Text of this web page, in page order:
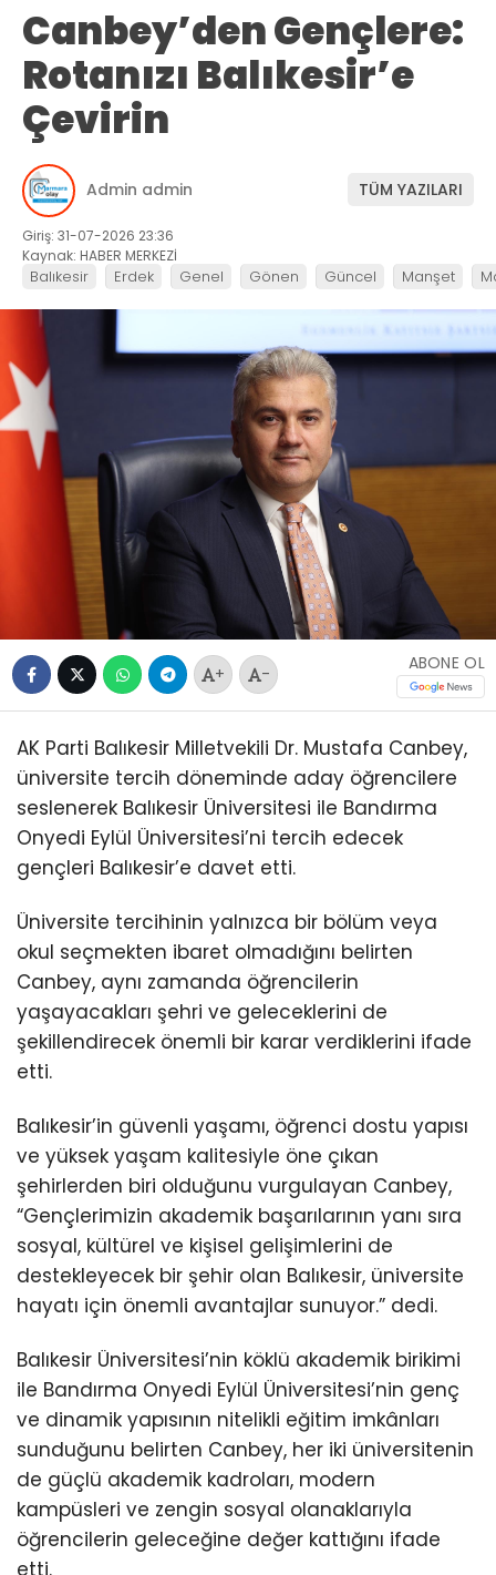
Canbey’den Gençlere:
Rotanızı Balıkesir’e
Çevirin
Admin admin TÜM YAZILARI
Giriş: 31-07-2026 23:36
Kaynak: HABER MERKEZİ
Balıkesir Erdek Genel Gönen Güncel Manşet
+ -
ABONE OL
AK Parti Balıkesir Milletvekili Dr. Mustafa Canbey,
üniversite tercih döneminde aday öğrencilere
seslenerek Balıkesir Üniversitesi ile Bandırma
Onyedi Eylül Üniversitesi’ni tercih edecek
gençleri Balıkesir’e davet etti.
Üniversite tercihinin yalnızca bir bölüm veya
okul seçmekten ibaret olmadığını belirten
Canbey, aynı zamanda öğrencilerin
yaşayacakları şehri ve geleceklerini de
şekillendirecek önemli bir karar verdiklerini ifade
etti.
Balıkesir’in güvenli yaşamı, öğrenci dostu yapısı
ve yüksek yaşam kalitesiyle öne çıkan
şehirlerden biri olduğunu vurgulayan Canbey,
“Gençlerimizin akademik başarılarının yanı sıra
sosyal, kültürel ve kişisel gelişimlerini de
destekleyecek bir şehir olan Balıkesir, üniversite
hayatı için önemli avantajlar sunuyor.” dedi.
Balıkesir Üniversitesi’nin köklü akademik birikimi
ile Bandırma Onyedi Eylül Üniversitesi’nin genç
ve dinamik yapısının nitelikli eğitim imkânları
sunduğunu belirten Canbey, her iki üniversitenin
de güçlü akademik kadroları, modern
kampüsleri ve zengin sosyal olanaklarıyla
öğrencilerin geleceğine değer kattığını ifade